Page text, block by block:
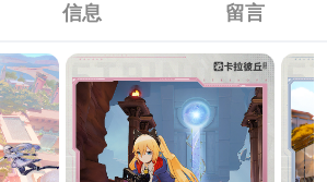
信息 留言